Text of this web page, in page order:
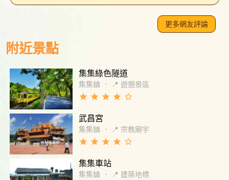
魚煙海鮮美食。
更多網友評論
附近景點
集集綠色隧道
集集鎮 ． 📍 遊憩景區
grade grade grade grade star_border
武昌宮
集集鎮 ． 📍 宗教廟宇
grade grade grade grade star_border
集集車站
集集鎮 ． 📍 建築地標